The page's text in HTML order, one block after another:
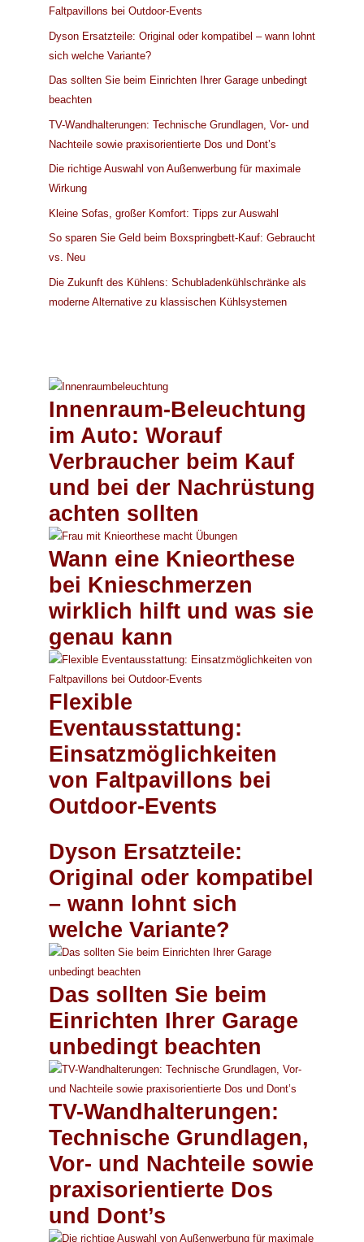
Faltpavillons bei Outdoor-Events
Dyson Ersatzteile: Original oder kompatibel – wann lohnt
sich welche Variante?
Das sollten Sie beim Einrichten Ihrer Garage unbedingt
beachten
TV-Wandhalterungen: Technische Grundlagen, Vor- und
Nachteile sowie praxisorientierte Dos und Dont’s
Die richtige Auswahl von Außenwerbung für maximale
Wirkung
Kleine Sofas, großer Komfort: Tipps zur Auswahl
So sparen Sie Geld beim Boxspringbett-Kauf: Gebraucht
vs. Neu
Die Zukunft des Kühlens: Schubladenkühlschränke als
moderne Alternative zu klassischen Kühlsystemen
Innenraum-Beleuchtung
im Auto: Worauf
Verbraucher beim Kauf
und bei der Nachrüstung
achten sollten
Wann eine Knieorthese
bei Knieschmerzen
wirklich hilft und was sie
genau kann
Flexible
Eventausstattung:
Einsatzmöglichkeiten
von Faltpavillons bei
Outdoor-Events
Dyson Ersatzteile:
Original oder kompatibel
– wann lohnt sich
welche Variante?
Das sollten Sie beim
Einrichten Ihrer Garage
unbedingt beachten
TV-Wandhalterungen:
Technische Grundlagen,
Vor- und Nachteile sowie
praxisorientierte Dos
und Dont’s